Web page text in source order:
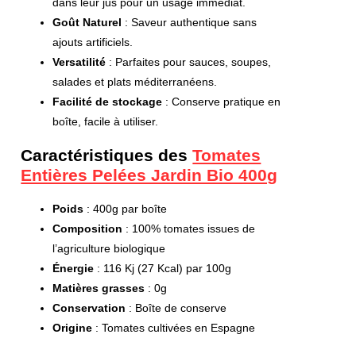
Goût Naturel : Saveur authentique sans
ajouts artificiels.
Versatilité : Parfaites pour sauces, soupes,
salades et plats méditerranéens.
Facilité de stockage : Conserve pratique en
boîte, facile à utiliser.
Caractéristiques desTomates
Entières Pelées Jardin Bio 400g
Poids : 400g par boîte
Composition : 100% tomates issues de
l’agriculture biologique
Énergie : 116 Kj (27 Kcal) par 100g
Matières grasses : 0g
Conservation : Boîte de conserve
Origine : Tomates cultivées en Espagne